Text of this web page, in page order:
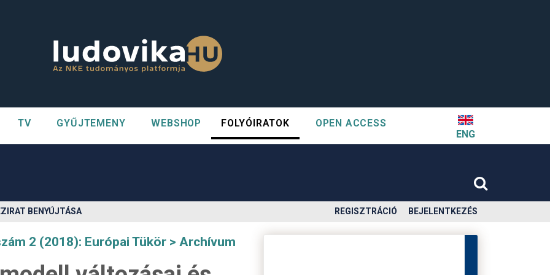
TV GYŰJTEMENY WEBSHOP FOLYÓIRATOK
OPEN ACCESS
ENG
BENYÚJTÁSA REGISZTRÁCIÓ BEJELENTKEZÉS
2 (2018): Európai Tükör Archívum